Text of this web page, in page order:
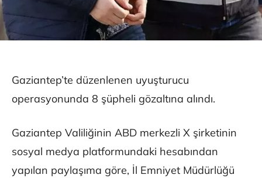
Gaziantep’te düzenlenen uyuşturucu
operasyonunda 8 şüpheli gözaltına alındı.
Gaziantep Valiliğinin ABD merkezli X şirketinin
sosyal medya platformundaki hesabından
yapılan paylaşıma göre, İl Emniyet Müdürlüğü